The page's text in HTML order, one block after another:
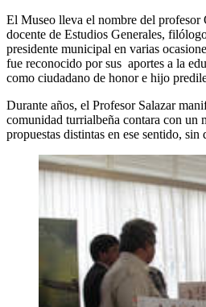
El Museo lleva el nombre del profesor
docente de Estudios Generales,
presidente municipal en varias
fue reconocido por sus aportes a la
como ciudadano de honor e hijo
Durante años, el Profesor Salazar
comunidad turrialbeña contara con un
propuestas distintas en ese sentido, sin